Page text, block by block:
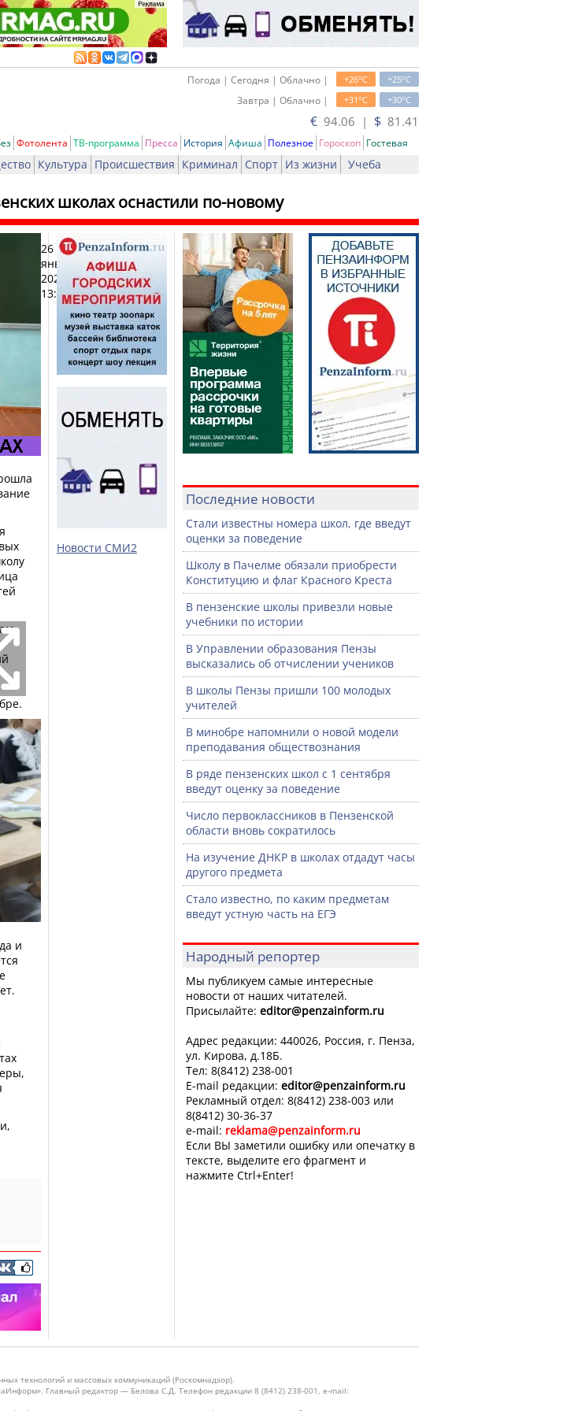
+25oC
+26oC
Погода | Сегодня | Облачно |
+30oC
+31oC
Завтра | Облачно |
€ 94.06 | $ 81.41
Фотолента ТВ-программа Пресса История Афиша Полезное Гороскоп Гостевая
Культура Происшествия Криминал Спорт Из жизни Учеба
школах оснастили по-новому
26
января
2026,
13:05
Печать
и
Новости СМИ2
Последние новости
Стали известны номера школ, где введут
оценки за поведение
Школу в Пачелме обязали приобрести
Конституцию и флаг Красного Креста
В пензенские школы привезли новые
учебники по истории
В Управлении образования Пензы
высказались об отчислении учеников
В школы Пензы пришли 100 молодых
учителей
В минобре напомнили о новой модели
преподавания обществознания
В ряде пензенских школ с 1 сентября
введут оценку за поведение
Число первоклассников в Пензенской
области вновь сократилось
На изучение ДНКР в школах отдадут часы
другого предмета
Стало известно, по каким предметам
введут устную часть на ЕГЭ
Народный репортер
Мы публикуем самые интересные
новости от наших читателей.
Присылайте: editor@penzainform.ru
Адрес редакции: 440026, Россия, г. Пенза,
ул. Кирова, д.18Б.
Тел: 8(8412) 238-001
E-mail редакции: editor@penzainform.ru
Рекламный отдел: 8(8412) 238-003 или
8(8412) 30-36-37
e-mail: reklama@penzainform.ru
Если ВЫ заметили ошибку или опечатку в
тексте, выделите его фрагмент и
нажмите Ctrl+Enter!
технологий и массовых коммуникаций (Роскомнадзор).
Главный редактор — Белова С.Д. Телефон редакции 8 (8412) 238-001, e-mail: